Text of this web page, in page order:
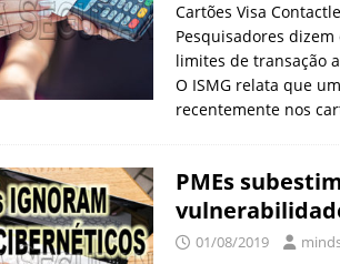
Cartões Visa
Pesquisadores
limites de transação
O ISMG relata que
recentemente nos
PMEs
01/08/2019